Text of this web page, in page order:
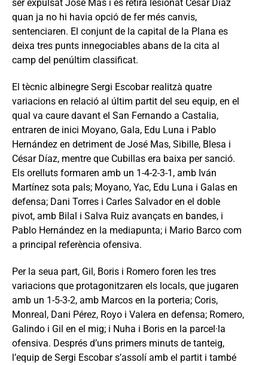
ser expulsat José Mas i es retirà lesionat César Díaz
quan ja no hi havia opció de fer més canvis,
sentenciaren. El conjunt de la capital de la Plana es
deixa tres punts innegociables abans de la cita al
camp del penúltim classificat.
El tècnic albinegre Sergi Escobar realitzà quatre
variacions en relació al últim partit del seu equip, en el
qual va caure davant el San Fernando a Castalia,
entraren de inici Moyano, Gala, Edu Luna i Pablo
Hernández en detriment de José Mas, Sibille, Blesa i
César Díaz, mentre que Cubillas era baixa per sanció.
Els orelluts formaren amb un 1-4-2-3-1, amb Iván
Martínez sota pals; Moyano, Yac, Edu Luna i Galas en
defensa; Dani Torres i Carles Salvador en el doble
pivot, amb Bilal i Salva Ruiz avançats en bandes, i
Pablo Hernández en la mediapunta; i Mario Barco com
a principal referència ofensiva.
Per la seua part, Gil, Boris i Romero foren les tres
variacions que protagonitzaren els locals, que jugaren
amb un 1-5-3-2, amb Marcos en la porteria; Coris,
Monreal, Dani Pérez, Royo i Valera en defensa; Romero,
Galindo i Gil en el mig; i Nuha i Boris en la parcel·la
ofensiva. Després d’uns primers minuts de tanteig,
l’equip de Sergi Escobar s’assolí amb el partit i també